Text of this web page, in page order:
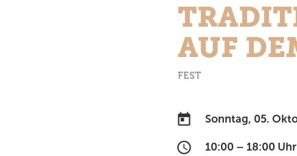
AUF
FEST
Sonntag, 05.
10:00 – 18:00 Uhr